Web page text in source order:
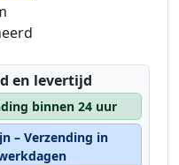
en levertijd
binnen 24 uur
– Verzending in